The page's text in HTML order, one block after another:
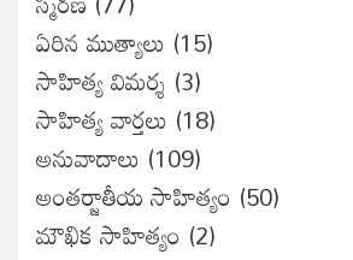
ఏరిన ముత్యాలు (15)
సాహిత్య విమర్శ (3)
సాహిత్య వార్తలు (18)
అనువాదాలు (109)
అంతర్జాతీయ సాహిత్యం (50)
మౌఖిక సాహిత్యం (2)